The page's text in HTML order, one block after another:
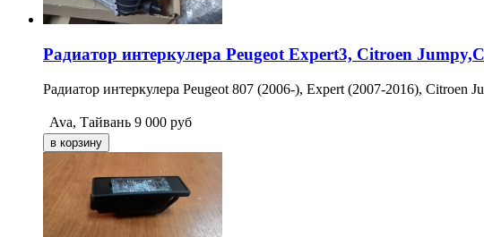
Радиатор интеркулера Peugeot Expert3, Citroen
Радиатор интеркулера Peugeot 807 (2006-), Expert (2007-2016), Citroen
Ava, Тайвань 9 000 руб